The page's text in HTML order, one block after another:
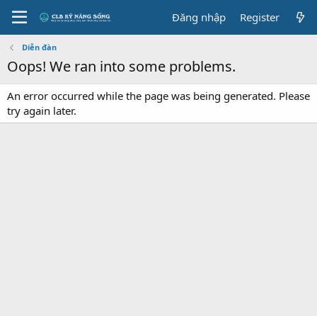
Đăng nhập Register
Diễn đàn
Oops! We ran into some problems.
An error occurred while the page was being generated. Please
try again later.